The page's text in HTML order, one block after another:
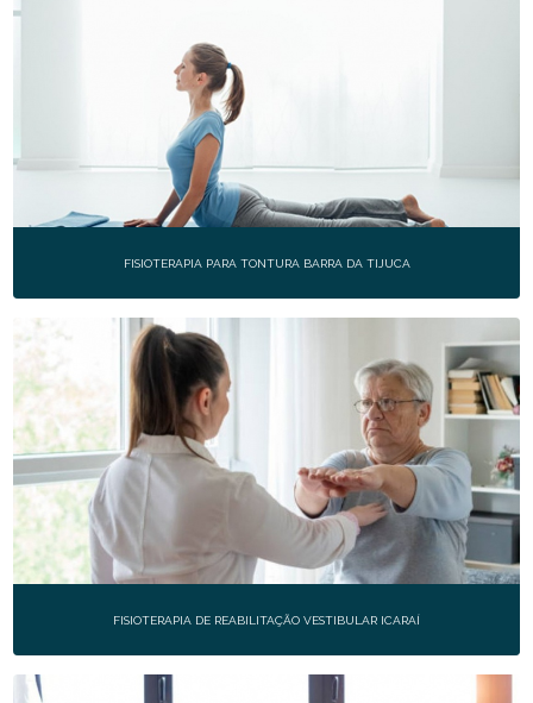
FISIOTERAPIA DE REABILITAÇÃO VESTIBULAR ICARAÍ
FISIOTERAPIA PARA TONTURA BARRA DA TIJUCA